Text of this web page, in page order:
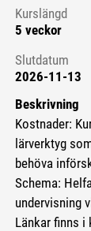
Kurslängd
5 veckor
Slutdatum
2026-11-13
Beskrivning
Kostnader:
lärverktyg
behöva
Schema:
undervisning
Länkar finns i